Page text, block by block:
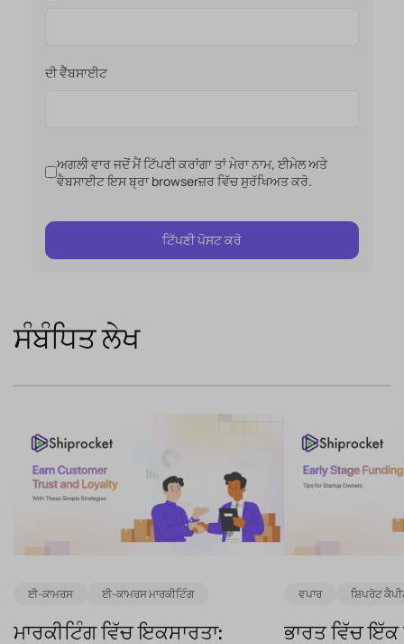
ਦੀ ਵੈੱਬਸਾਈਟ
ਅਗਲੀ ਵਾਰ ਜਦੋਂ ਮੈਂ ਟਿੱਪਣੀ ਕਰਾਂਗਾ ਤਾਂ ਮੇਰਾ ਨਾਮ, ਈਮੇਲ ਅਤੇ
ਵੈਬਸਾਈਟ ਇਸ ਬ੍ਰਾ browserਜ਼ਰ ਵਿੱਚ ਸੁਰੱਖਿਅਤ ਕਰੋ.
ਸੰਬੰਧਿਤ ਲੇਖ
ਈ-ਕਾਮਰਸ ਈ-ਕਾਮਰਸ ਮਾਰਕੀਟਿੰਗ
ਮਾਰਕੀਟਿੰਗ ਵਿੱਚ ਇਕਸਾਰਤਾ:
ਵਪਾਰ ਸ਼ਿਪਰੋਟ
ਭਾਰਤ ਵਿੱਚ